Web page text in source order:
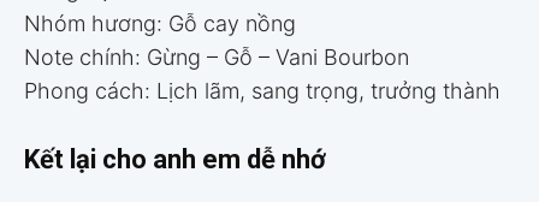
Nhóm hương: Gỗ cay nồng
Note chính: Gừng – Gỗ – Vani Bourbon
Phong cách: Lịch lãm, sang trọng, trưởng thành
Kết lại cho anh em dễ nhớ